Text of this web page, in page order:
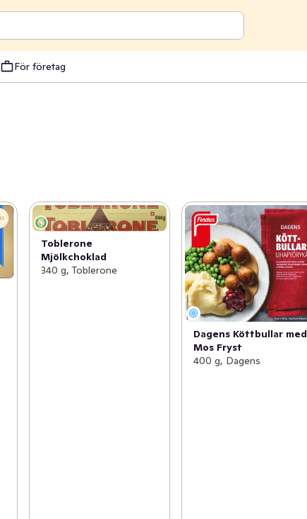
För företag
Toblerone
Mjölkchoklad
340 g, Toblerone
Dagens Köttbullar med
Mos Fryst
400 g, Dagens